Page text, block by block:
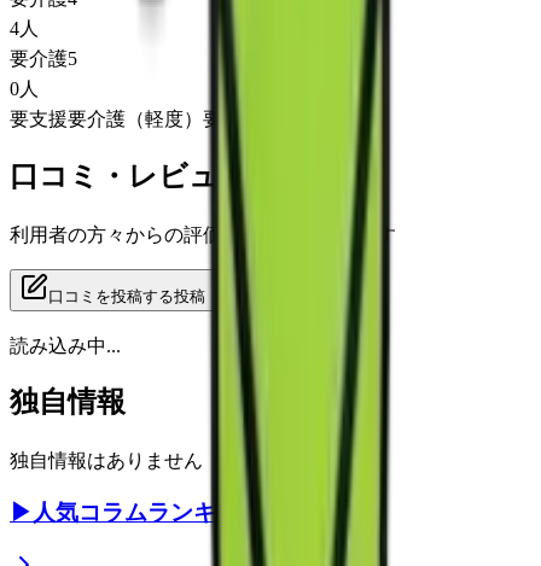
4人
要介護5
0人
要支援要介護（軽度） 要介護（重度）
口コミ・レビュー
利用者の方々からの評価をご覧いただけます
口コミを投稿する投稿
読み込み中...
独自情報
独自情報はありません
▶ 人気コラムランキング